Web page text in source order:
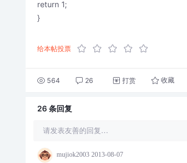
return 1;
}
给本帖投票
564 26 打赏 收藏
26 条回复
请发表友善的回复…
mujiok2003 2013-08-07